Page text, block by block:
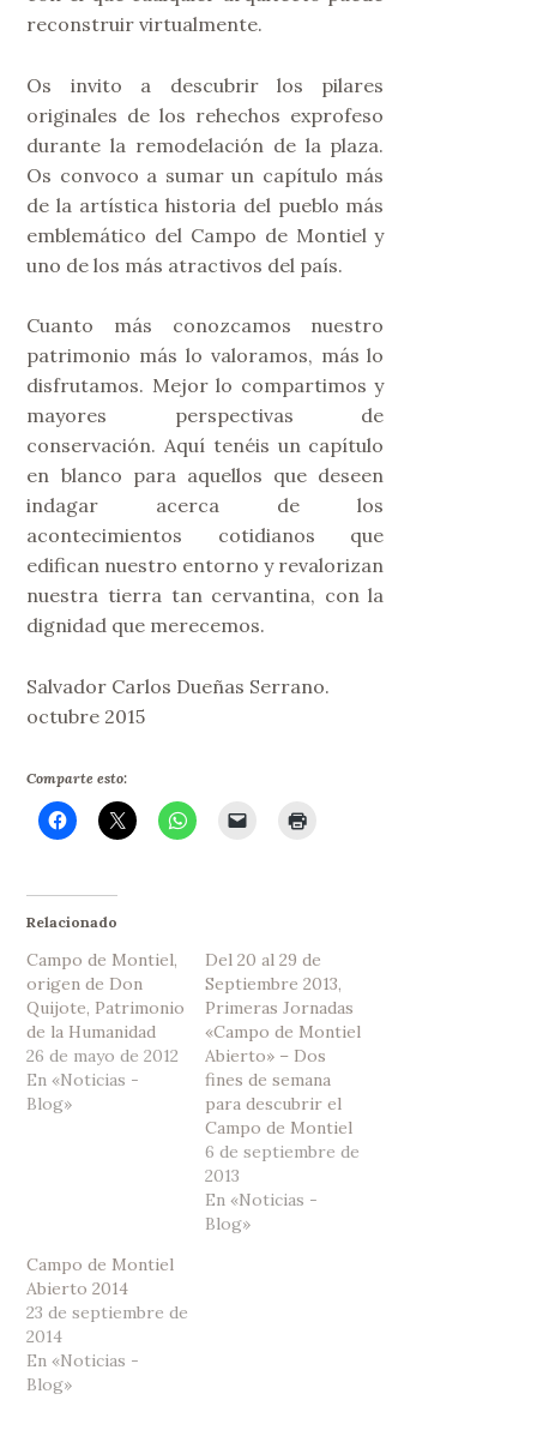
reconstruir virtualmente.
Os invito a descubrir los pilares
originales de los rehechos exprofeso
durante la remodelación de la plaza.
Os convoco a sumar un capítulo más
de la artística historia del pueblo más
emblemático del Campo de Montiel y
uno de los más atractivos del país.
Cuanto más conozcamos nuestro
patrimonio más lo valoramos, más lo
disfrutamos. Mejor lo compartimos y
mayores perspectivas de
conservación. Aquí tenéis un capítulo
en blanco para aquellos que deseen
indagar acerca de los
acontecimientos cotidianos que
edifican nuestro entorno y revalorizan
nuestra tierra tan cervantina, con la
dignidad que merecemos.
Salvador Carlos Dueñas Serrano.
octubre 2015
Comparte esto:
Relacionado
Campo de Montiel,
origen de Don
Quijote, Patrimonio
de la Humanidad
26 de mayo de 2012
En «Noticias -
Blog»
Del 20 al 29 de
Septiembre 2013,
Primeras Jornadas
«Campo de Montiel
Abierto» – Dos
fines de semana
para descubrir el
Campo de Montiel
6 de septiembre de
2013
En «Noticias -
Blog»
Campo de Montiel
Abierto 2014
23 de septiembre de
2014
En «Noticias -
Blog»